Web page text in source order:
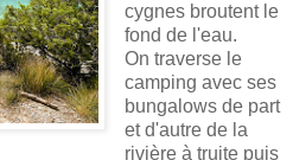
cygnes broutent le
fond de l'eau.
On traverse le
camping avec ses
bungalows de part
et d'autre de la
rivière à truite puis